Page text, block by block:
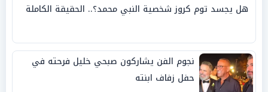
هل يجسد توم كروز شخصية النبي محمد؟.. الحقيقة الكاملة
نجوم الفن يشاركون صبحي خليل فرحته في
حفل زفاف ابنته